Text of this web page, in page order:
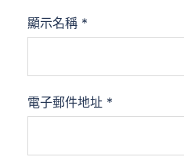
顯示名稱 *
電子郵件地址 *